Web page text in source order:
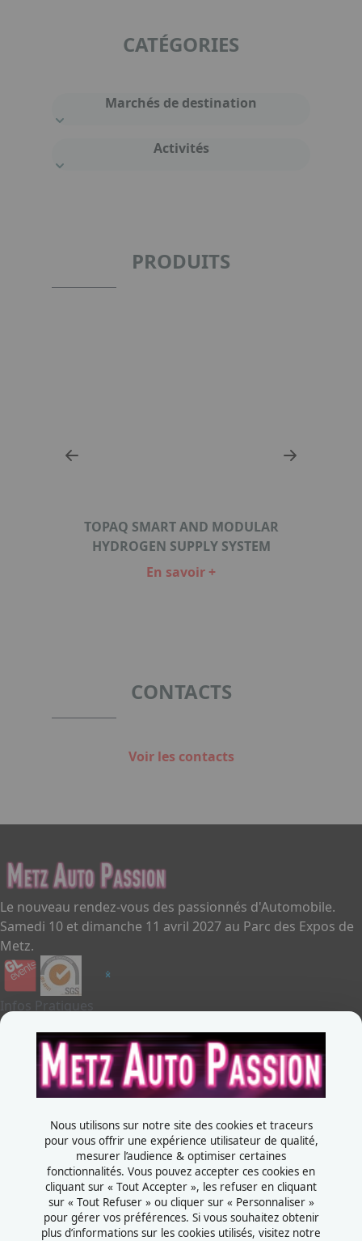
CATÉGORIES
Marchés de destination
Activités
PRODUITS
TOPAQ SMART AND MODULAR
HYDROGEN SUPPLY SYSTEM
En savoir +
CONTACTS
Voir les contacts
Le nouveau rendez-vous des passionnés d'Automobile.
Samedi 10 et dimanche 11 avril 2027 au Parc des Expos de
Metz.
Infos Pratiques
Je souhaite exposer
Metz Auto Passion
Contactez-nous
Rue de la Grange aux bois
57070 - Metz
France
Nous utilisons sur notre site des cookies et traceurs
pour vous offrir une expérience utilisateur de qualité,
mesurer l’audience & optimiser certaines
fonctionnalités. Vous pouvez accepter ces cookies en
cliquant sur « Tout Accepter », les refuser en cliquant
sur « Tout Refuser » ou cliquer sur « Personnaliser »
pour gérer vos préférences. Si vous souhaitez obtenir
plus d’informations sur les cookies utilisés, visitez notre